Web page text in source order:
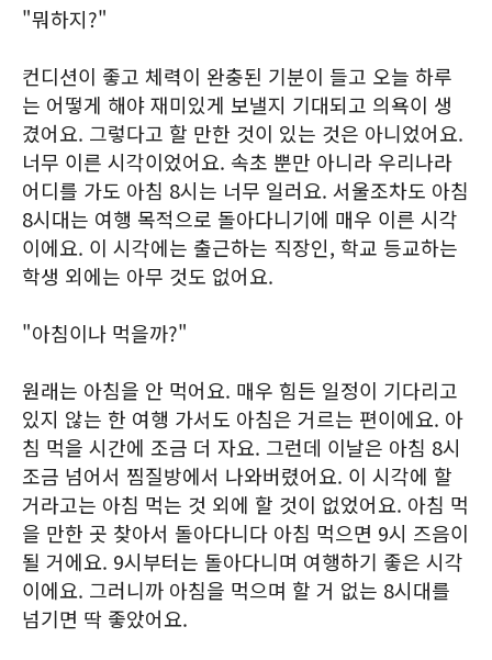
"뭐하지?"
컨디션이 좋고 체력이 완충된 기분이 들고 오늘 하루
는 어떻게 해야 재미있게 보낼지 기대되고 의욕이 생
겼어요. 그렇다고 할 만한 것이 있는 것은 아니었어요.
너무 이른 시각이었어요. 속초 뿐만 아니라 우리나라
어디를 가도 아침 8시는 너무 일러요. 서울조차도 아침
8시대는 여행 목적으로 돌아다니기에 매우 이른 시각
이에요. 이 시각에는 출근하는 직장인, 학교 등교하는
학생 외에는 아무 것도 없어요.
"아침이나 먹을까?"
원래는 아침을 안 먹어요. 매우 힘든 일정이 기다리고
있지 않는 한 여행 가서도 아침은 거르는 편이에요. 아
침 먹을 시간에 조금 더 자요. 그런데 이날은 아침 8시
조금 넘어서 찜질방에서 나와버렸어요. 이 시각에 할
거라고는 아침 먹는 것 외에 할 것이 없었어요. 아침 먹
을 만한 곳 찾아서 돌아다니다 아침 먹으면 9시 즈음이
될 거에요. 9시부터는 돌아다니며 여행하기 좋은 시각
이에요. 그러니까 아침을 먹으며 할 거 없는 8시대를
넘기면 딱 좋았어요.